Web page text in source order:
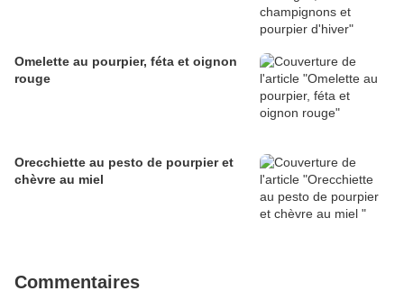
Omelette au pourpier, féta et oignon
rouge
Orecchiette au pesto de pourpier et
chèvre au miel
Commentaires